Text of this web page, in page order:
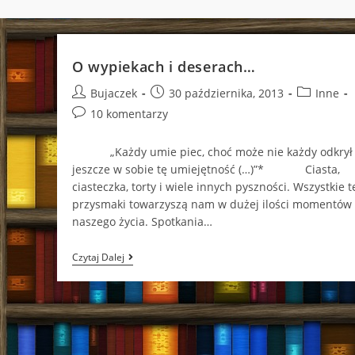
O wypiekach i deserach…
Post
author:
Bujaczek
Post
published:
30 października, 2013
PostInne
Post10 komentarzy
„Każdy umie piec, choć może nie każdy odkrył
jeszcze w sobie tę umiejętność (…)”* Ciasta,
ciasteczka, torty i wiele innych pyszności. Wszystkie
przysmaki towarzyszą nam w dużej ilości momentów
naszego życia. Spotkania…
Czytaj DalejO
Wypiekach
I
Deserach…